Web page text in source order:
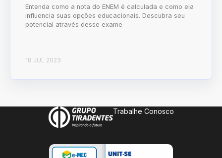
Entenda como a nota do ENEM é calculada e como ela
influencia suas opções educacionais. Descubra seu
potencial através desse exame
18 JUL 2023
Trabalhe Conosco